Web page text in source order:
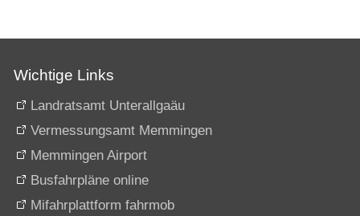
Wichtige Links
Landratsamt Unterallgaäu
Vermessungsamt Memmingen
Memmingen Airport
Busfahrpläne online
Mifahrplattform fahrmob